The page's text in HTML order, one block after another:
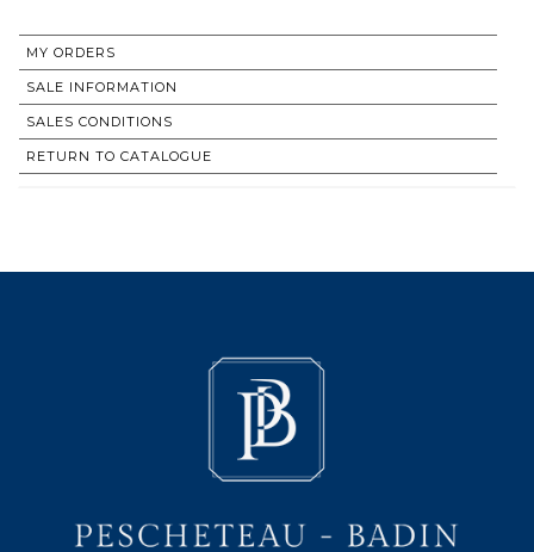
MY ORDERS
SALE INFORMATION
SALES CONDITIONS
RETURN TO CATALOGUE